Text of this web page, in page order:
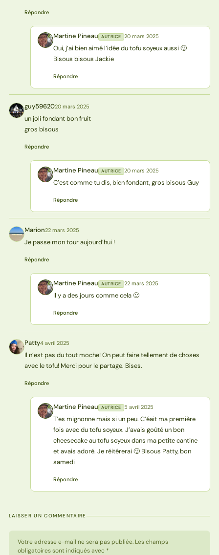
Répondre
MP Martine Pineau AUTRICE 20 mars 2025
Oui, j’ai bien aimé l’idée du tofu soyeux aussi 🙂
Bisous bisous Jackie
Répondre
G guy5962020 mars 2025
un joli fondant bon fruit
gros bisous
Répondre
MP Martine Pineau AUTRICE 20 mars 2025
C’est comme tu dis, bien fondant, gros bisous Guy
Répondre
M Marion22 mars 2025
Je passe mon tour aujourd’hui !
Répondre
MP Martine Pineau AUTRICE 22 mars 2025
Il y a des jours comme cela 🙂
Répondre
P Patty4 avril 2025
Il n’est pas du tout moche! On peut faire tellement de choses
avec le tofu! Merci pour le partage. Bises.
Répondre
MP Martine Pineau AUTRICE 5 avril 2025
T’es mignonne mais si un peu. C’éait ma première
fois avec du tofu soyeux. J’avais goûté un bon
cheesecake au tofu soyeux dans ma petite cantine
et avais adoré. Je réitérerai 🙂 Bisous Patty, bon
samedi
Répondre
LAISSER UN COMMENTAIRE
Votre adresse e-mail ne sera pas publiée. Les champs
obligatoires sont indiqués avec *